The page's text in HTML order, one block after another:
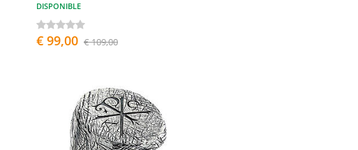
DISPONIBLE
€ 99,00 € 109,00